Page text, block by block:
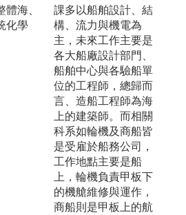
體海、
化學
課多以船舶設計、結
構、流力與機電為
主，未來工作主要是
各大船廠設計部門、
船舶中心與各驗船單
位的工程師，總歸而
言、造船工程師為海
上的建築師。而相關
科系如輪機及商船皆
是受雇於船務公司，
工作地點主要是船
上，輪機負責甲板下
的機艙維修與運作，
商船則是甲板上的航